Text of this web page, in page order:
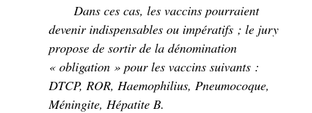
Dans ces cas, les vaccins pourraient
devenir indispensables ou impératifs ; le jury
propose de sortir de la dénomination
« obligation » pour les vaccins suivants :
DTCP, ROR, Haemophilius, Pneumocoque,
Méningite, Hépatite B.